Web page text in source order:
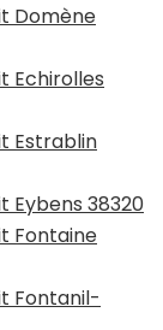
Domène
Echirolles
Estrablin
Eybens 38320
Fontaine
Fontanil-